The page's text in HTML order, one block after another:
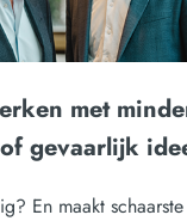
met
gevaarlijk
En maakt